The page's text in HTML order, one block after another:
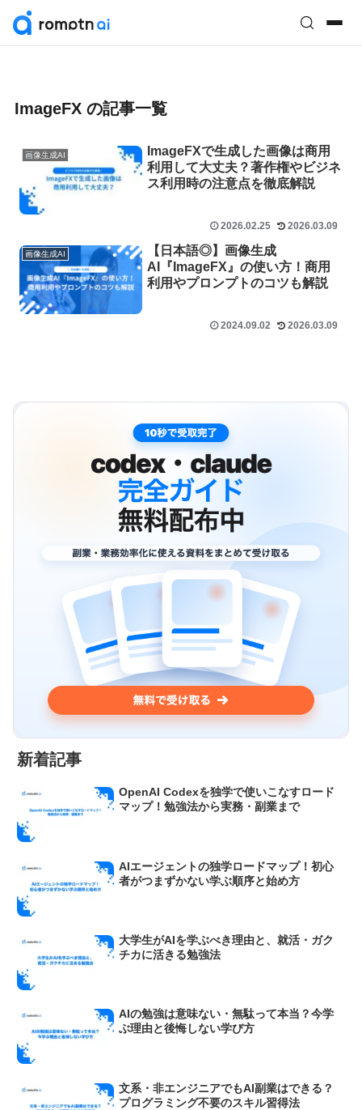
ImageFX の記事一覧
画像生成AI
ImageFXで生成した画像は商用
利用して大丈夫？著作権やビジネ
ス利用時の注意点を徹底解説
2026.02.25 2026.03.09
画像生成AI
【日本語◎】画像生成
AI『ImageFX』の使い方！商用
利用やプロンプトのコツも解説
2024.09.02 2026.03.09
新着記事
OpenAI Codexを独学で使いこなすロード
マップ！勉強法から実務・副業まで
AIエージェントの独学ロードマップ！初心
者がつまずかない学ぶ順序と始め方
大学生がAIを学ぶべき理由と、就活・ガク
チカに活きる勉強法
AIの勉強は意味ない・無駄って本当？今学
ぶ理由と後悔しない学び方
文系・非エンジニアでもAI副業はできる？
プログラミング不要のスキル習得法